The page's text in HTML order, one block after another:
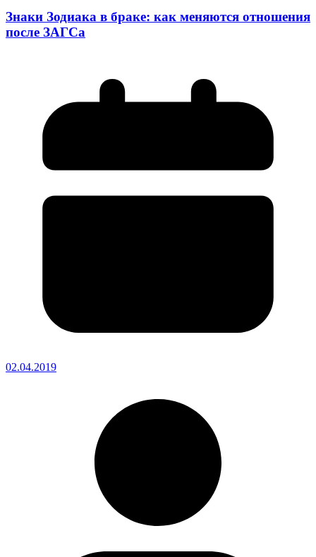
Знаки Зодиака в браке: как меняются отношения
после ЗАГСа
02.04.2019